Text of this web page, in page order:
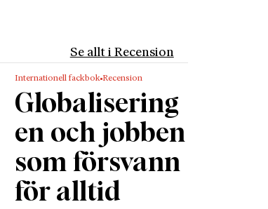
Se allt i Recension
Internationell fackbok Recension
Globalisering
en och jobben
som försvann
för alltid